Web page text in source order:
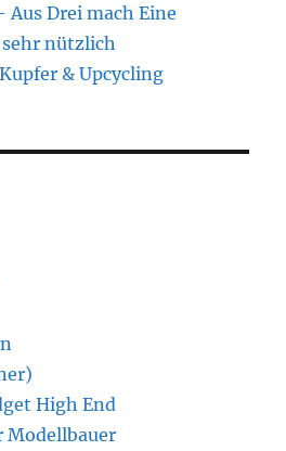
Drei mach Eine
nützlich
& Upcycling
High End
Modellbauer